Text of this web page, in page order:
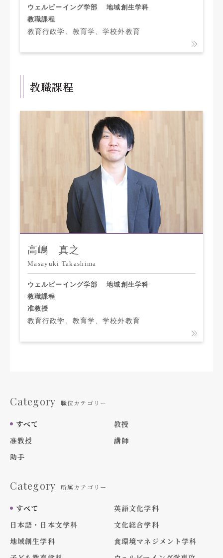
ウェルビーイング学部
地域創生学科
教職課程
教育行政学、教育学、学校外教育
教職課程
高嶋 真之
Masayuki Takashima
ウェルビーイング学部
地域創生学科
教職課程
准教授
教育行政学、教育学、学校外教育
Category 職位カテゴリー
すべて
教授
准教授
講師
助手
Category 所属カテゴリー
すべて
英語文化学科
日本語・日本文学科
文化総合学科
地域創生学科
食環境マネジメント学科